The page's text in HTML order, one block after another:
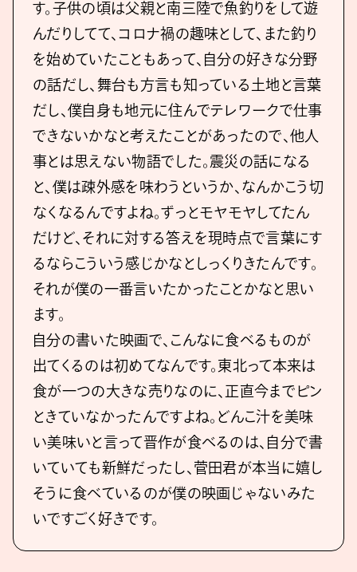
す。⼦供の頃は⽗親と南三陸で⿂釣りをして遊
んだりしてて、コロナ禍の趣味として、また釣り
を始めていたこともあって、⾃分の好きな分野
の話だし、舞台も⽅⾔も知っている⼟地と⾔葉
だし、僕⾃⾝も地元に住んでテレワークで仕事
できないかなと考えたことがあったので、他⼈
事とは思えない物語でした。震災の話になる
と、僕は疎外感を味わうというか、なんかこう切
なくなるんですよね。ずっとモヤモヤしてたん
だけど、それに対する答えを現時点で⾔葉にす
るならこういう感じかなとしっくりきたんです。
それが僕の⼀番⾔いたかったことかなと思い
ます。
⾃分の書いた映画で、こんなに⾷べるものが
出てくるのは初めてなんです。東北って本来は
⾷が⼀つの⼤きな売りなのに、正直今までピン
ときていなかったんですよね。どんこ汁を美味
い美味いと⾔って晋作が⾷べるのは、⾃分で書
いていても新鮮だったし、菅⽥君が本当に嬉し
そうに⾷べているのが僕の映画じゃないみた
いですごく好きです。